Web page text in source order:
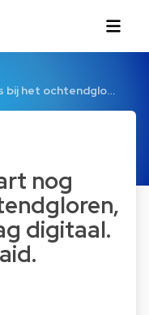
bij het ochtendglo…
nog
digitaal.